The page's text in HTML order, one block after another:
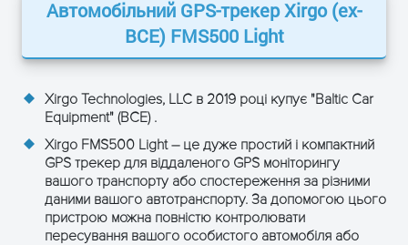
Автомобільний GPS-трекер Xirgo (ex-
BCE) FMS500 Light
Xirgo Technologies, LLC в 2019 році купує "Baltic Car
Equipment" (BCE) .
Xirgo FMS500 Light – це дуже простий і компактний
GPS трекер для віддаленого GPS моніторингу
вашого транспорту або спостереження за різними
даними вашого автотранспорту. За допомогою цього
пристрою можна повністю контролювати
пересування вашого особистого автомобіля або
і отримайте консультацію